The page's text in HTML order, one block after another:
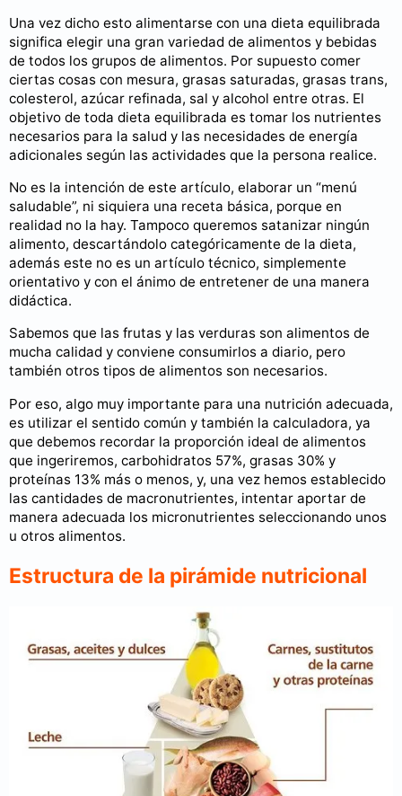
Una vez dicho esto alimentarse con una dieta equilibrada
significa elegir una gran variedad de alimentos y bebidas
de todos los grupos de alimentos. Por supuesto comer
ciertas cosas con mesura, grasas saturadas, grasas trans,
colesterol, azúcar refinada, sal y alcohol entre otras. El
objetivo de toda dieta equilibrada es tomar los nutrientes
necesarios para la salud y las necesidades de energía
adicionales según las actividades que la persona realice.
No es la intención de este artículo, elaborar un “menú
saludable”, ni siquiera una receta básica, porque en
realidad no la hay. Tampoco queremos satanizar ningún
alimento, descartándolo categóricamente de la dieta,
además este no es un artículo técnico, simplemente
orientativo y con el ánimo de entretener de una manera
didáctica.
Sabemos que las frutas y las verduras son alimentos de
mucha calidad y conviene consumirlos a diario, pero
también otros tipos de alimentos son necesarios.
Por eso, algo muy importante para una nutrición adecuada,
es utilizar el sentido común y también la calculadora, ya
que debemos recordar la proporción ideal de alimentos
que ingeriremos, carbohidratos 57%, grasas 30% y
proteínas 13% más o menos, y, una vez hemos establecido
las cantidades de macronutrientes, intentar aportar de
manera adecuada los micronutrientes seleccionando unos
u otros alimentos.
Estructura de la pirámide nutricional